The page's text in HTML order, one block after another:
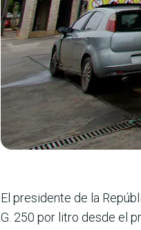
El presidente de la
G. 250 por litro desde el